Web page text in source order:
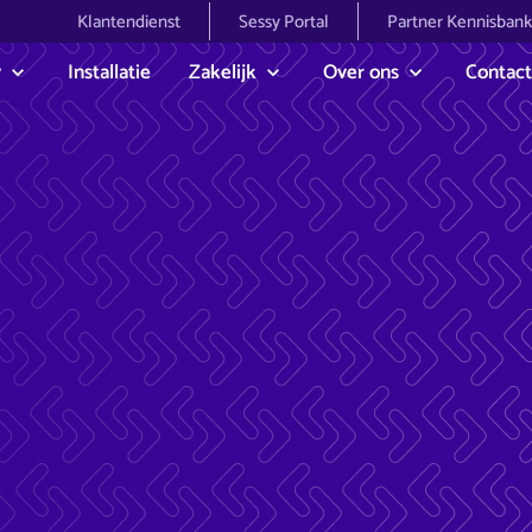
Klantendienst Sessy Portal Partner Kennisbank
Installatie Zakelijk Over ons Contact